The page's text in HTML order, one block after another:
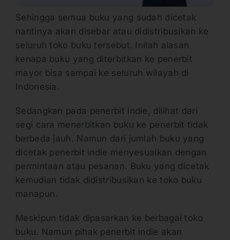
Sehingga semua buku yang sudah dicetak
nantinya akan disebar atau didistribusikan ke
seluruh toko buku tersebut. Inilah alasan
kenapa buku yang diterbitkan ke penerbit
mayor bisa sampai ke seluruh wilayah di
Indonesia.
Sedangkan pada penerbit indie, dilihat dari
segi cara menerbitkan buku ke penerbit tidak
berbeda jauh. Namun dari jumlah buku yang
dicetak penerbit indie menyesuaikan dengan
permintaan atau pesanan. Buku yang dicetak
kemudian tidak didistribusikan ke toko buku
manapun.
Meskipun tidak dipasarkan ke berbagai toko
buku. Namun pihak penerbit indie akan